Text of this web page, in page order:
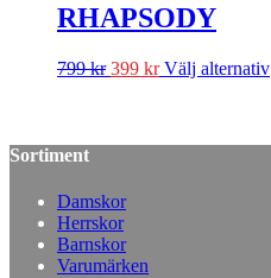
RHAPSODY
799kr 399 kr Välj alternativ
Sortiment
Damskor
Herrskor
Barnskor
Varumärken